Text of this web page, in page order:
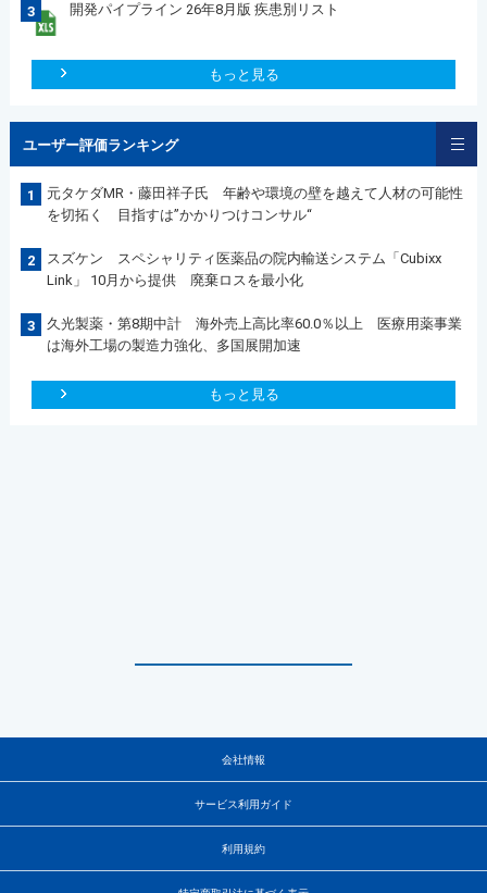
3 開発パイプライン 26年8月版 疾患別リスト
もっと見る
ユーザー評価ランキング
1
元タケダMR・藤田祥子氏 年齢や環境の壁を越えて人材の可能性
を切拓く 目指すは”かかりつけコンサル“
2
スズケン スペシャリティ医薬品の院内輸送システム「Cubixx
Link」 10月から提供 廃棄ロスを最小化
3
久光製薬・第8期中計 海外売上高比率60.0％以上 医療用薬事業
は海外工場の製造力強化、多国展開加速
もっと見る
会社情報
サービス利用ガイド
利用規約